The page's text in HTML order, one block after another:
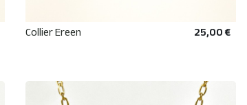
Collier Ereen 25,00 €